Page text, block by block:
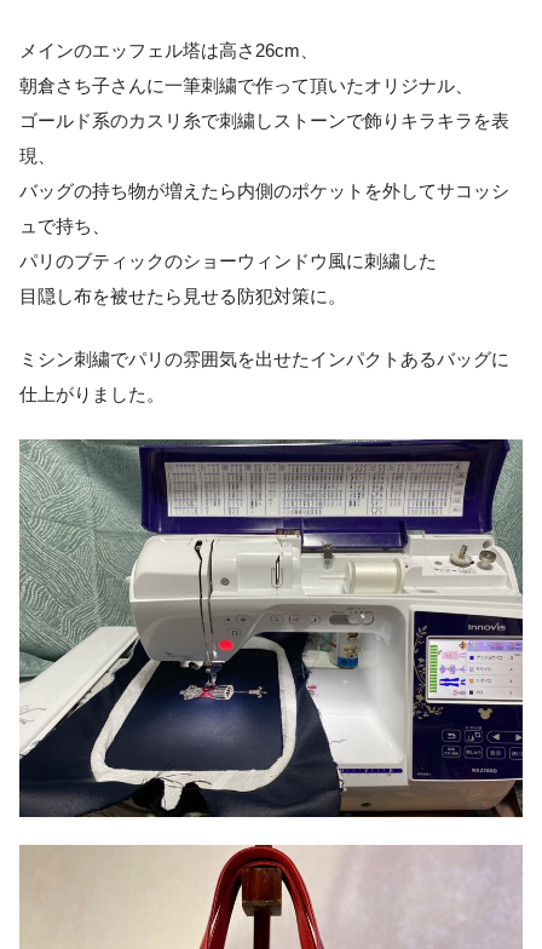
メインのエッフェル塔は高さ26cm、
朝倉さち子さんに一筆刺繍で作って頂いたオリジナル、
ゴールド系のカスリ糸で刺繍しストーンで飾りキラキラを表
現、
バッグの持ち物が増えたら内側のポケットを外してサコッシ
ュで持ち、
パリのブティックのショーウィンドウ風に刺繍した
目隠し布を被せたら見せる防犯対策に。
ミシン刺繍でパリの雰囲気を出せたインパクトあるバッグに
仕上がりました。